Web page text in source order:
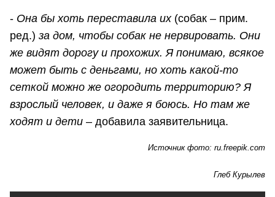
- Она бы хоть переставила их(собак – прим.
ред.) за дом, чтобы собак не нервировать. Они
же видят дорогу и прохожих. Я понимаю, всякое
может быть с деньгами, но хоть какой-то
сеткой можно же огородить территорию? Я
взрослый человек, и даже я боюсь. Но там же
ходят и дети – добавила заявительница.
Источник фото: ru.freepik.com
Глеб Курылев